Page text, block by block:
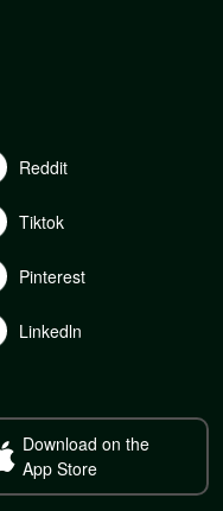
Reddit
Tiktok
Pinterest
Linkedln
Download on the
App Store